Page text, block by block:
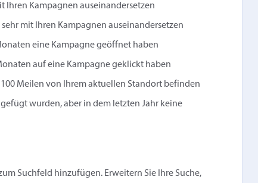
Ihren Kampagnen auseinandersetzen
mit Ihren Kampagnen auseinandersetzen
eine Kampagne geöffnet haben
auf eine Kampagne geklickt haben
Meilen von Ihrem aktuellen Standort befinden
wurden, aber in dem letzten Jahr keine
Suchfeld hinzufügen. Erweitern Sie Ihre Suche,